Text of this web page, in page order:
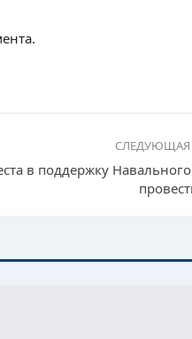
СЛЕДУЮЩАЯ
в поддержку